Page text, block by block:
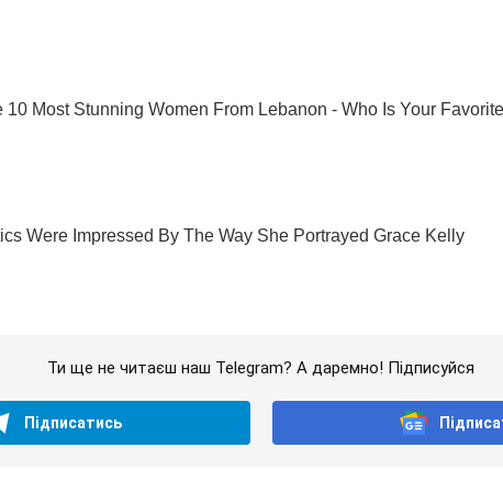
Ти ще не читаєш наш Telegram? А даремно! Підписуйся
Підписатись